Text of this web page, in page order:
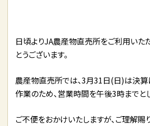
日頃よりJA農産物直売所をご利用いた
とうございます。
農産物直売所では、3月31日(日)は決算
作業のため、営業時間を午後3時までと
ご不便をおかけいたしますが、ご理解賜